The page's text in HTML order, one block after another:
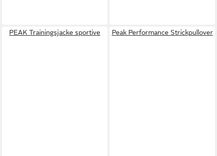
PEAK Trainingsjacke sportive Peak Performance Strickpullover